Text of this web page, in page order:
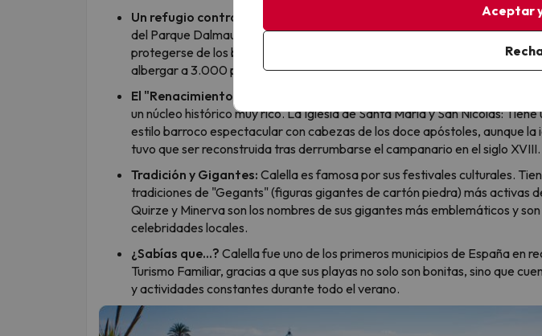
Un refugio contra las bombas:
bajo el Parque Dalmau se encuentra el
del Parque Dalmau. Fue construido por los propios ciudadanos de Calella
protegerse de los bombardeos durante la Guerra Civil Española. Tenía
albergar a 3.000 personas.
El "Renacimiento" de sus calles:
un núcleo histórico muy rico. La Iglesia de Santa María y San Nicolás:
estilo barroco espectacular con cabezas de los doce apóstoles, aunque la
tuvo que ser reconstruida tras derrumbarse el campanario en el siglo XVIII.
Tradición y Gigantes: Calella es famosa por sus festivales culturales.
tradiciones de "Gegants" (figuras gigantes de cartón piedra) más activas
Quirze y Minerva son los nombres de sus gigantes más emblemáticos y son
celebridades locales.
¿Sabías que...? Calella fue uno de los primeros municipios de España en
Turismo Familiar, gracias a que sus playas no solo son bonitas, sino que
y actividades constantes durante todo el verano.
Aceptar